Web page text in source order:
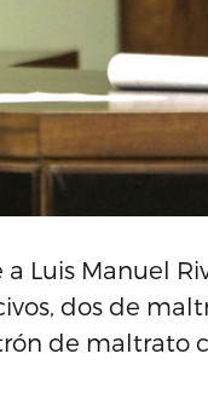
Luis Manuel
dos de
de maltrato